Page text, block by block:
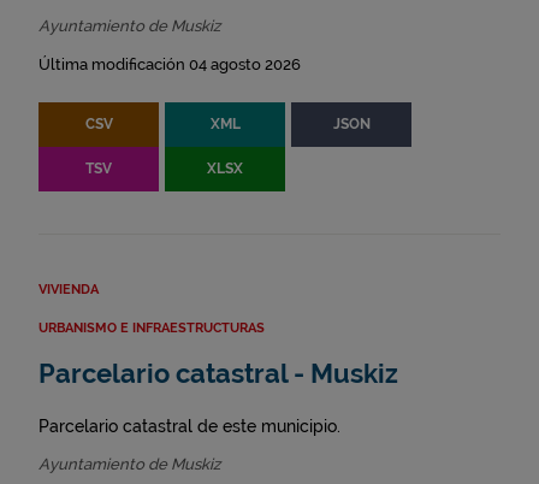
Ayuntamiento de Muskiz
Última modificación 04 agosto 2026
CSV XML JSON
TSV XLSX
VIVIENDA
URBANISMO E INFRAESTRUCTURAS
Parcelario catastral - Muskiz
Parcelario catastral de este municipio.
Ayuntamiento de Muskiz